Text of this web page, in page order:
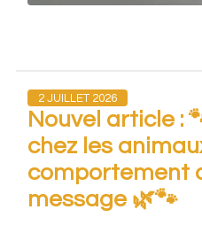
2 JUILLET 2026
Nouvel article :
chez les
comportement
message 🌿🐾